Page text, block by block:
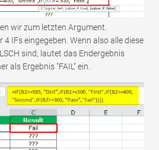
wir zum letzten Argument.
IFs eingegeben. Wenn also alle diese
sind, lautet das Endergebnis
als Ergebnis "FAIL" ein.